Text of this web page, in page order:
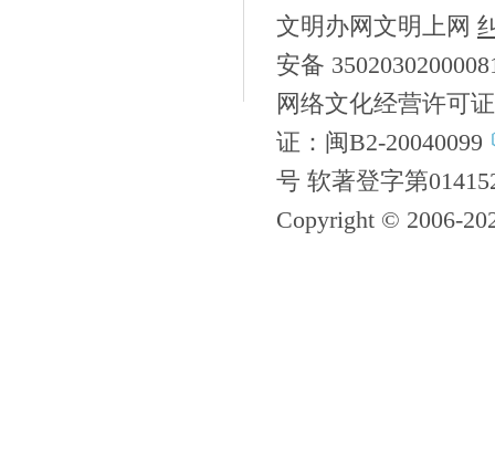
文明办网文明上网
安备
网络文化经营许可
证：闽B2-20040099
号 软著登字第
Copyright © 2006-